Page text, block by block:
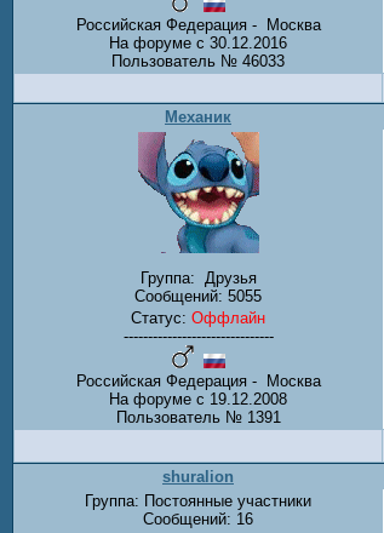
Российская Федерация - Москва
На форуме с 30.12.2016
Пользователь № 46033
Механик
Группа: Друзья
Сообщений: 5055
Статус: Оффлайн
-------------------------------
Российская Федерация - Москва
На форуме с 19.12.2008
Пользователь № 1391
shuralion
Группа: Постоянные участники
Сообщений: 16